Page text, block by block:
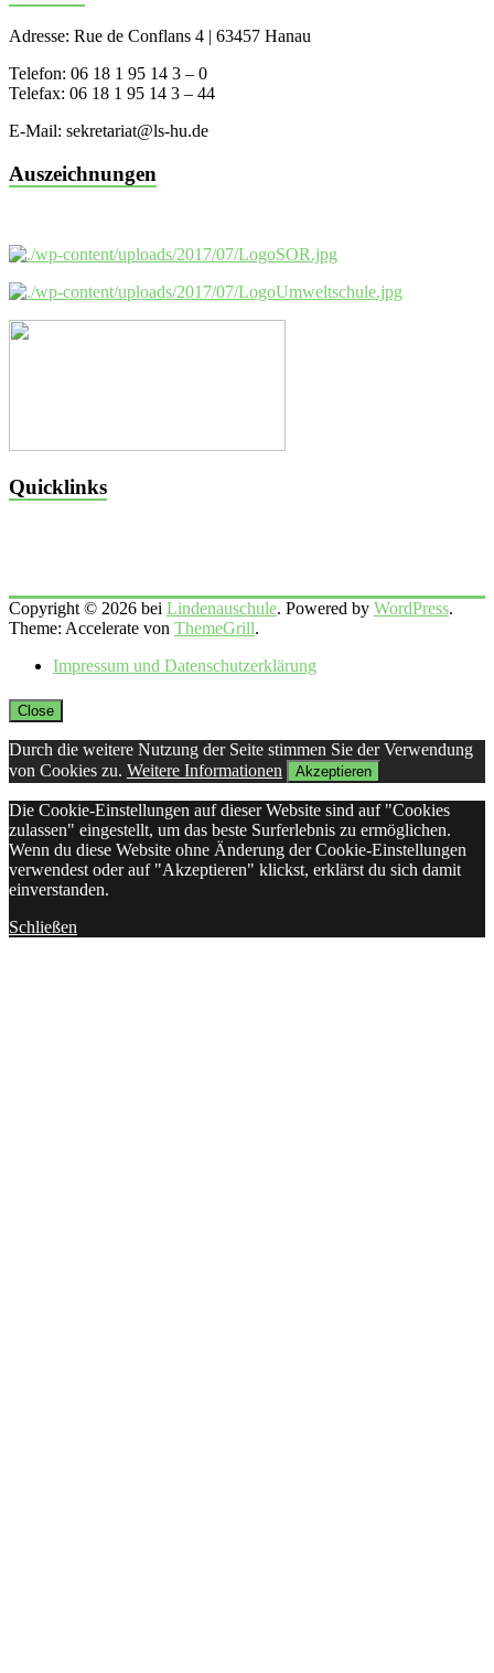
Adresse: Rue de Conflans 4 | 63457 Hanau
Telefon: 06 18 1 95 14 3 – 0
Telefax: 06 18 1 95 14 3 – 44
E-Mail: sekretariat@ls-hu.de
Auszeichnungen
Quicklinks
Copyright © 2026 bei Lindenauschule. Powered by WordPress.
Theme: Accelerate von ThemeGrill.
Impressum und Datenschutzerklärung
Close
Durch die weitere Nutzung der Seite stimmen Sie der Verwendung
von Cookies zu. Weitere Informationen Akzeptieren
Die Cookie-Einstellungen auf dieser Website sind auf "Cookies
zulassen" eingestellt, um das beste Surferlebnis zu ermöglichen.
Wenn du diese Website ohne Änderung der Cookie-Einstellungen
verwendest oder auf "Akzeptieren" klickst, erklärst du sich damit
einverstanden.
Schließen